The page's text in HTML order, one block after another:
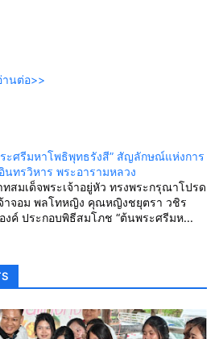
านต่อ>>
ะศรีมหาโพธิพุทธรังสี” สัญลักษณ์แห่งการ
ทรวิหาร พระอารามหลวง
สมเด็จพระเจ้าอยู่หัว ทรงพระกรุณาโปรด
จ้าจอม พลโทหญิง คุณหญิงชยุตรา วชิร
ค์ ประกอบพิธีสมโภช “ต้นพระศรีมห...